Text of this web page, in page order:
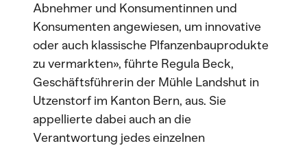
Abnehmer und Konsumentinnen und
Konsumenten angewiesen, um innovative
oder auch klassische Plfanzenbauprodukte
zu vermarkten», führte Regula Beck,
Geschäftsführerin der Mühle Landshut in
Utzenstorf im Kanton Bern, aus. Sie
appellierte dabei auch an die
Verantwortung jedes einzelnen